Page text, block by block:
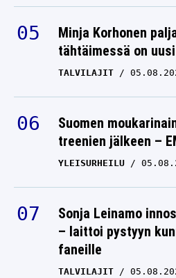
Minja Korhonen
tähtäimessä on
TALVILAJIT
Suomen
treenien jälkeen –
YLEISURHEILU
Sonja Leinamo
– laittoi pystyyn
faneille
TALVILAJIT